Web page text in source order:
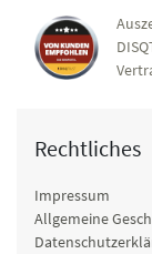
Rechtliches
Impressum
Allgemeine